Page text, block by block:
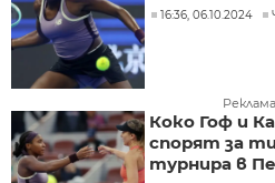
16:36, 06.10.2024
Реклама
Коко Гоф и
спорят за
турнира в